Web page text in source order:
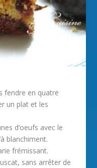
fendre en quatre
un plat et les
d’oeufs avec le
blanchiment.
frémissant.
sans arrêter de